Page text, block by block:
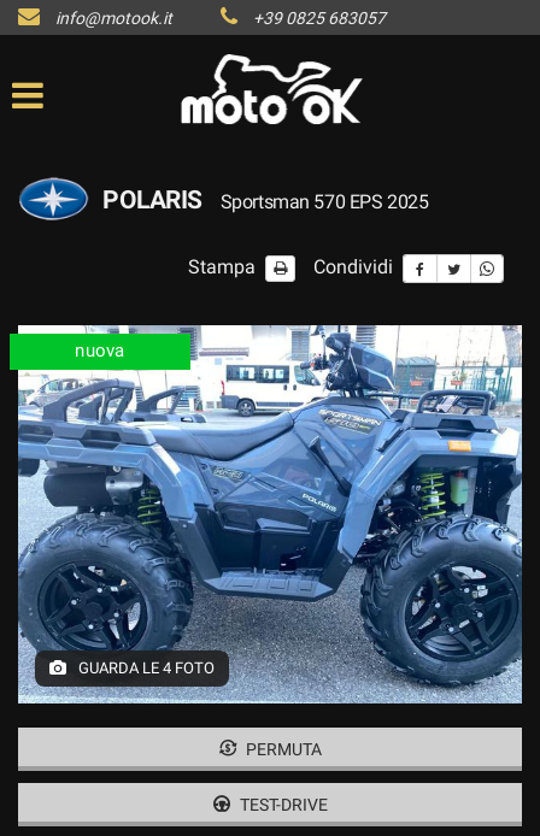
info@motook.it +39 0825 683057
POLARIS Sportsman 570 EPS 2025
Stampa Condividi
nuova
GUARDA LE 4 FOTO
PERMUTA
TEST-DRIVE